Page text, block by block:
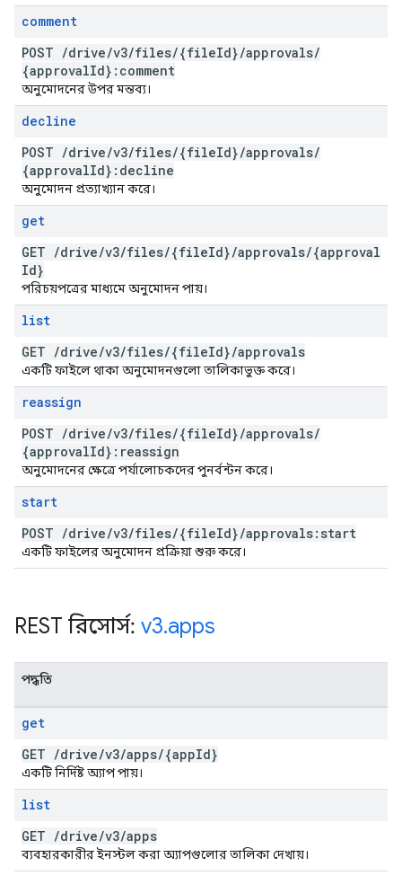
comment
POST /drive/v3/files/{fileId}/approvals/
{approvalId}:comment
অনুমোদনের উপর মন্তব্য।
decline
POST /drive/v3/files/{fileId}/approvals/
{approvalId}:decline
অনুমোদন প্রত্যাখ্যান করে।
get
GET /drive/v3/files/{fileId}/approvals/{approval
Id}
পরিচয়পত্রের মাধ্যমে অনুমোদন পায়।
list
GET /drive/v3/files/{fileId}/approvals
একটি ফাইলে থাকা অনুমোদনগুলো তালিকাভুক্ত করে।
reassign
POST /drive/v3/files/{fileId}/approvals/
{approvalId}:reassign
অনুমোদনের ক্ষেত্রে পর্যালোচকদের পুনর্বন্টন করে।
start
POST /drive/v3/files/{fileId}/approvals:start
একটি ফাইলের অনুমোদন প্রক্রিয়া শুরু করে।
REST রিসোর্স: v3.apps
পদ্ধতি
get
GET /drive/v3/apps/{appId}
একটি নির্দিষ্ট অ্যাপ পায়।
list
GET /drive/v3/apps
ব্যবহারকারীর ইনস্টল করা অ্যাপগুলোর তালিকা দেখায়।